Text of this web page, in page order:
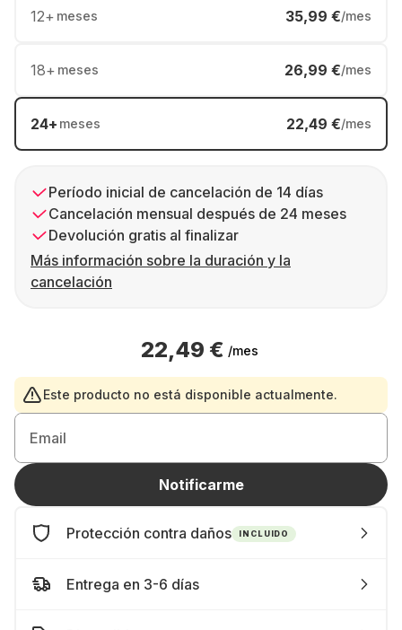
12+ meses 35,99 €/mes
18+ meses 26,99 €/mes
24+ meses 22,49 €/mes
Período inicial de cancelación de 14 días
Cancelación mensual después de 24 meses
Devolución gratis al finalizar
Más información sobre la duración y la
cancelación
22,49 € /mes
Este producto no está disponible actualmente.
Email
Notificarme
Protección contra daños INCLUIDO
Entrega en 3-6 días